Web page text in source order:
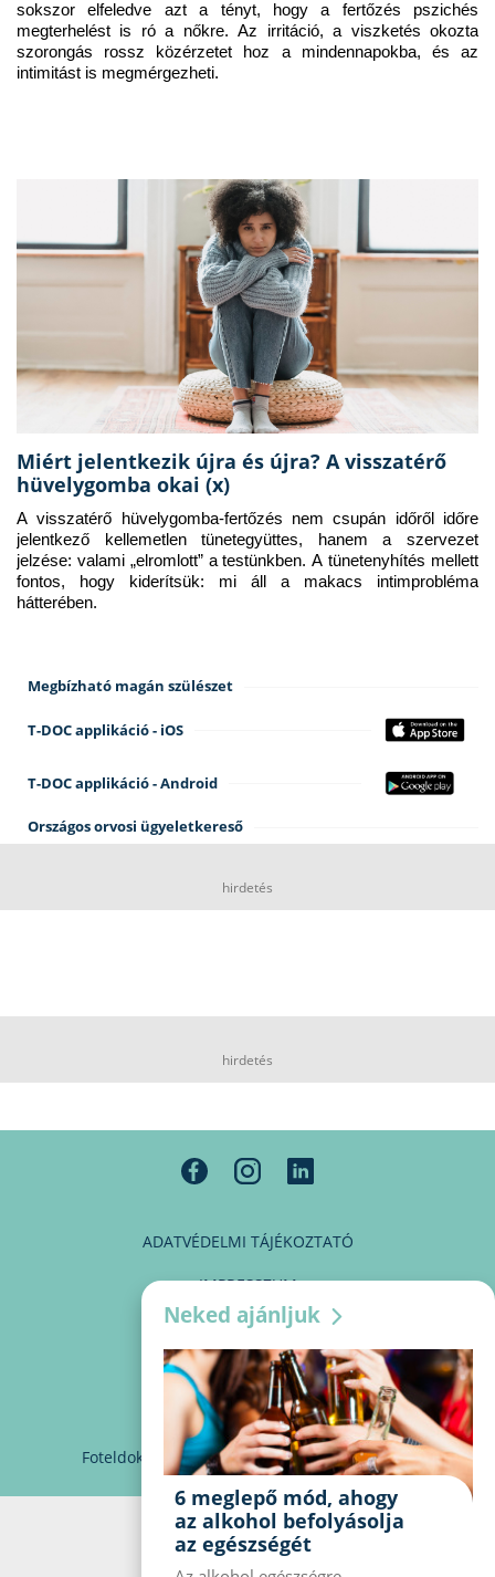
sokszor elfeledve azt a tényt, hogy a fertőzés pszichés
megterhelést is ró a nőkre. Az irritáció, a viszketés okozta
szorongás rossz közérzetet hoz a mindennapokba, és az
intimitást is megmérgezheti.
Miért jelentkezik újra és újra? A visszatérő
hüvelygomba okai (x)
A visszatérő hüvelygomba-fertőzés nem csupán időről időre
jelentkező kellemetlen tünetegyüttes, hanem a szervezet
jelzése: valami „elromlott” a testünkben. A tünetenyhítés mellett
fontos, hogy kiderítsük: mi áll a makacs intimprobléma
hátterében.
Megbízható magán szülészet
T-DOC applikáció - iOS
T-DOC applikáció - Android
Országos orvosi ügyeletkereső
hirdetés
hirdetés
ADATVÉDELMI TÁJÉKOZTATÓ
IMPRESSZUM
MÉDIAAJÁNLAT
PARTNEREINK
KAPCSOLAT
Foteldoki info@foteldoki.hu Süti beállítások
Neked ajánljuk
6 meglepő mód, ahogy
az alkohol befolyásolja
az egészségét